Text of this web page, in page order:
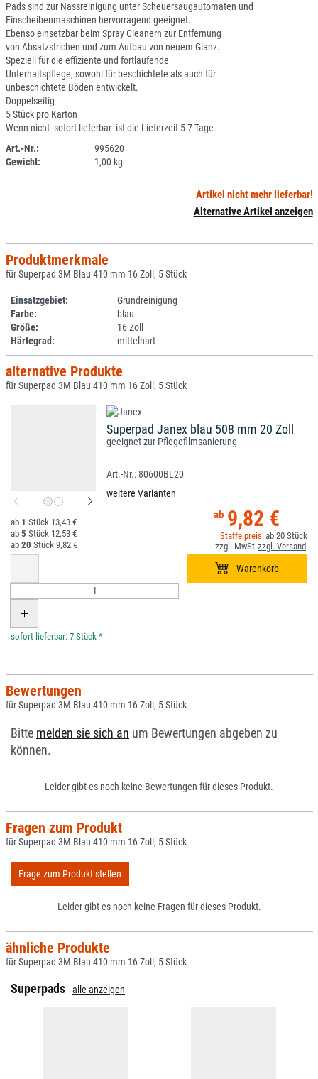
Pads sind zur Nassreinigung unter Scheuersaugautomaten und
Einscheibenmaschinen hervorragend geeignet.
Ebenso einsetzbar beim Spray Cleanern zur Entfernung
von Absatzstrichen und zum Aufbau von neuem Glanz.
Speziell für die effiziente und fortlaufende
Unterhaltspflege, sowohl für beschichtete als auch für
unbeschichtete Böden entwickelt.
Doppelseitig
5 Stück pro Karton
Wenn nicht -sofort lieferbar- ist die Lieferzeit 5-7 Tage
Art.-Nr.:
995620
Gewicht:
1,00 kg
Artikel nicht mehr lieferbar!
Alternative Artikel anzeigen
Produktmerkmale
für Superpad 3M Blau 410 mm 16 Zoll, 5 Stück
Einsatzgebiet:
Grundreinigung
Farbe:
blau
Größe:
16 Zoll
Härtegrad:
mittelhart
alternative Produkte
für Superpad 3M Blau 410 mm 16 Zoll, 5 Stück
Superpad Janex blau 508 mm 20 Zoll
geeignet zur Pflegefilmsanierung
80600BL20
weitere Varianten
9,82 €
20
1
13,43 €
5
12,53 €
20
9,82 €
*
Bewertungen
für Superpad 3M Blau 410 mm 16 Zoll, 5 Stück
Bitte melden sie sich an um Bewertungen abgeben zu
können.
Leider gibt es noch keine Bewertungen für dieses Produkt.
Fragen zum Produkt
für Superpad 3M Blau 410 mm 16 Zoll, 5 Stück
Frage zum Produkt stellen
Leider gibt es noch keine Fragen für dieses Produkt.
ähnliche Produkte
für Superpad 3M Blau 410 mm 16 Zoll, 5 Stück
Superpads alle anzeigen